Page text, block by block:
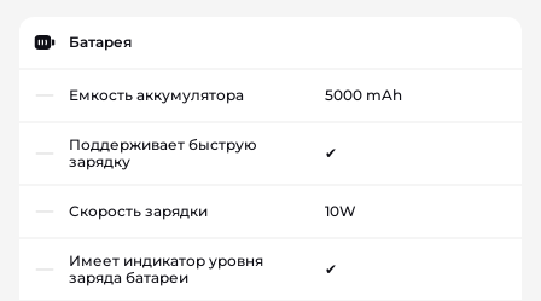
Батарея
Емкость аккумулятора 5000 mAh
Поддерживает быструю
зарядку
✔
Скорость зарядки 10W
Имеет индикатор уровня
заряда батареи
✔